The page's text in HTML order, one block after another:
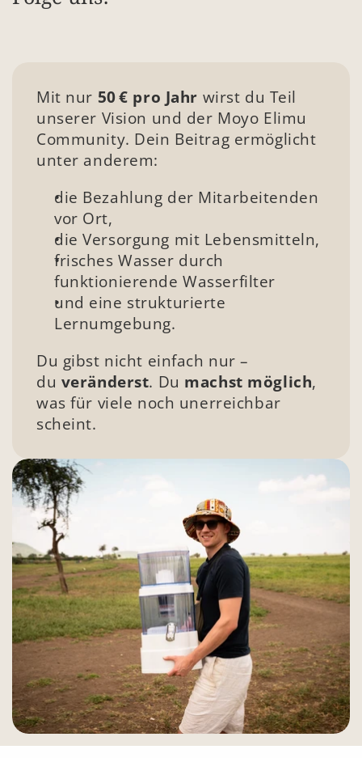
Mit nur 50 € pro Jahr wirst du Teil
unserer Vision und der Moyo Elimu
Community. Dein Beitrag ermöglicht
unter anderem:
die Bezahlung der Mitarbeitenden
vor Ort,
die Versorgung mit Lebensmitteln,
frisches Wasser durch
funktionierende Wasserfilter
und eine strukturierte
Lernumgebung.
Du gibst nicht einfach nur –
du veränderst. Du machst möglich,
was für viele noch unerreichbar
scheint.